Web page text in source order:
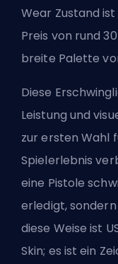
Wear Zustand
Preis von rund
breite Palette
Diese
Leistung und
zur ersten Wahl
Spielerlebnis
eine Pistole
erledigt,
diese Weise ist
Skin; es ist ein